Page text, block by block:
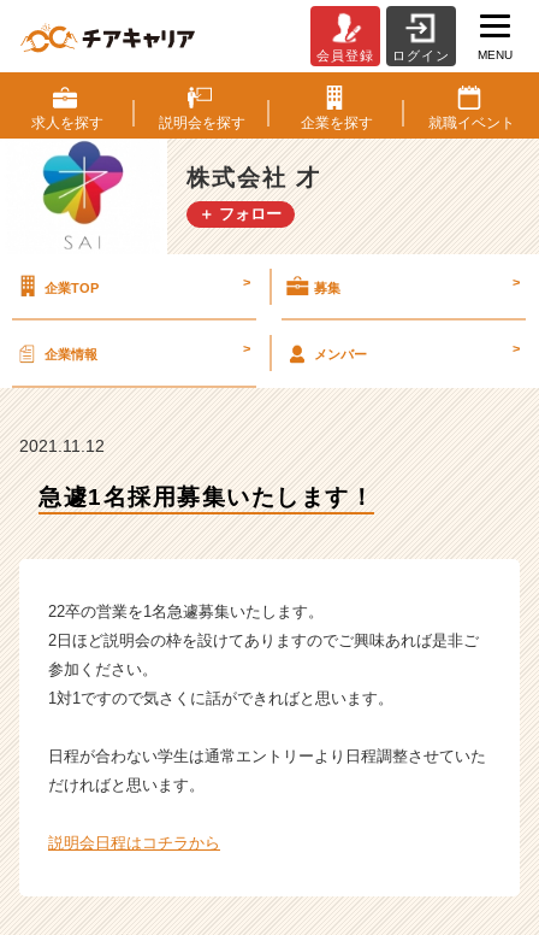
遽
1
名
採
用
募
し
【株
才
の
ラ
イ
|
ン
成
企
会員登録 ログイン MENU
求人を探す 説明会を探す 企業を探す 就職イベント
株式会社 才
＋ フォロー
企業TOP > 募集 >
企業情報 > メンバー >
2021.11.12
急遽1名採用募集いたします！
22卒の営業を1名急遽募集いたします。
2日ほど説明会の枠を設けてありますのでご興味あれば是非ご
参加ください。
1対1ですので気さくに話ができればと思います。
日程が合わない学生は通常エントリーより日程調整させていた
だければと思います。
説明会日程はコチラから